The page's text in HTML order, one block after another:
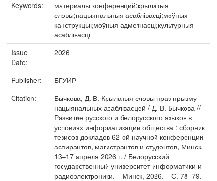
Keywords:
материалы конференций;крылатыя
словы;нацыянальныя асаблівасці;моўныя
канструкцыі;моўныя адметнасці;культурныя
асаблівасці
Issue
Date:
2026
Publisher:
БГУИР
Citation:
Бычкова, Д. В. Крылатыя словы праз прызму
нацыянальных асаблівасцей / Д. В. Бычкова //
Развитие русского и белорусского языков в
условиях информатизации общества : сборник
тезисов докладов 62-ой научной конференции
аспирантов, магистрантов и студентов, Минск,
13–17 апреля 2026 г. / Белорусский
государственный университет информатики и
радиоэлектроники. – Минск, 2026. – С. 78–79.